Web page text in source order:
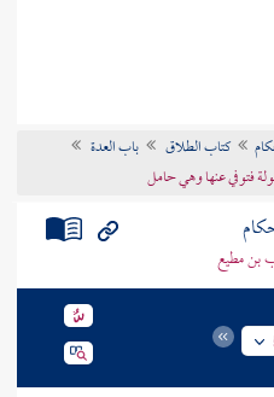
كتاب الطلاق
باب العدة
فتوفي عنها وهي حامل
بن مطيع